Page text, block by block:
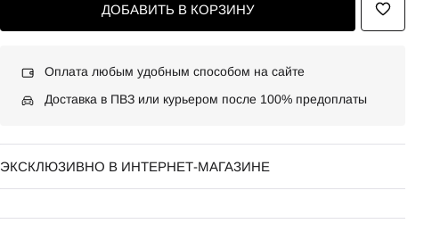
ДОБАВИТЬ В КОРЗИНУ
Оплата любым удобным способом на сайте
Доставка в ПВЗ или курьером после 100% предоплаты
ЭКСКЛЮЗИВНО В ИНТЕРНЕТ-МАГАЗИНЕ